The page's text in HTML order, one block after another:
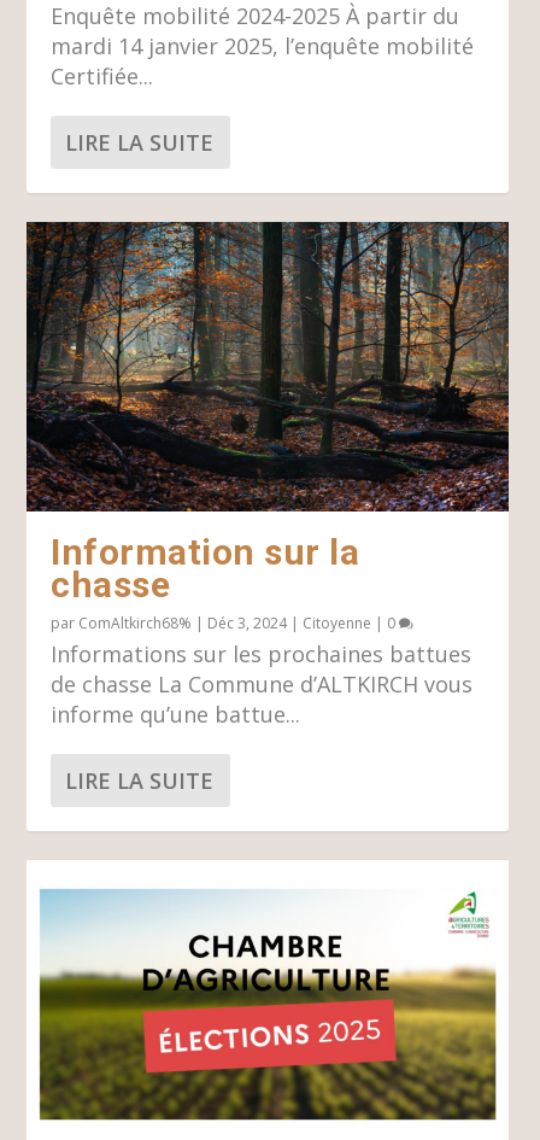
Enquête mobilité 2024-2025 À partir du
mardi 14 janvier 2025, l’enquête mobilité
Certifiée...
LIRE LA SUITE
Information sur la
chasse
par ComAltkirch68% | Déc 3, 2024| Citoyenne | 0
Informations sur les prochaines battues
de chasse La Commune d’ALTKIRCH vous
informe qu’une battue...
LIRE LA SUITE